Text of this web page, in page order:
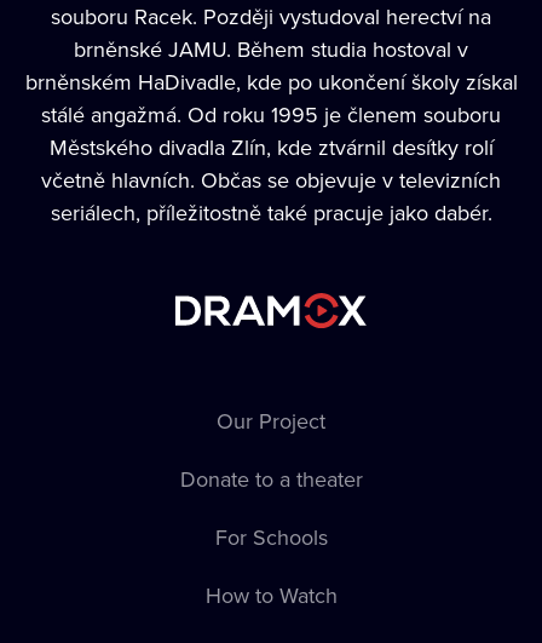
souboru Racek. Později vystudoval herectví na
brněnské JAMU. Během studia hostoval v
brněnském HaDivadle, kde po ukončení školy získal
stálé angažmá. Od roku 1995 je členem souboru
Městského divadla Zlín, kde ztvárnil desítky rolí
včetně hlavních. Občas se objevuje v televizních
seriálech, příležitostně také pracuje jako dabér.
Our Project
Donate to a theater
For Schools
How to Watch